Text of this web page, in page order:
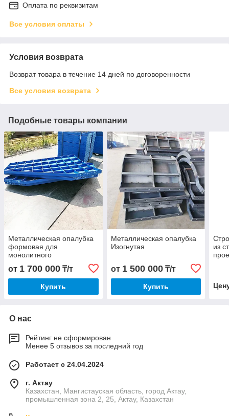
Оплата по реквизитам
Все условия оплаты
Условия возврата
Возврат товара в течение 14 дней по договоренности
Все условия возврата
Подобные товары компании
Металлическая опалубка
формовая для
монолитного
(крашенная)
от 1 700 000 ₸/т
Купить
Металлическая опалубка
Изогнутая
от 1 500 000₸/т
Купить
из
О нас
Рейтинг не сформирован
Менее 5 отзывов за последний год
Работает с 24.04.2024
г. Актау
Казахстан, Мангистауская область, город Актау,
промышленная зона 2, 25, Актау, Казахстан